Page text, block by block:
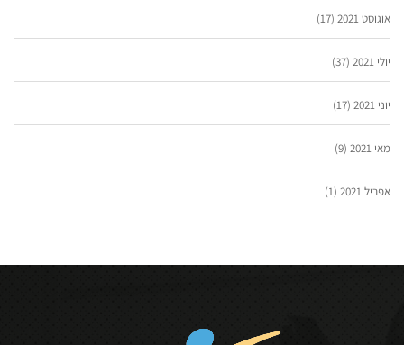
אוגוסט 2021 (17)
יולי 2021 (37)
יוני 2021 (17)
מאי 2021 (9)
אפריל 2021 (1)